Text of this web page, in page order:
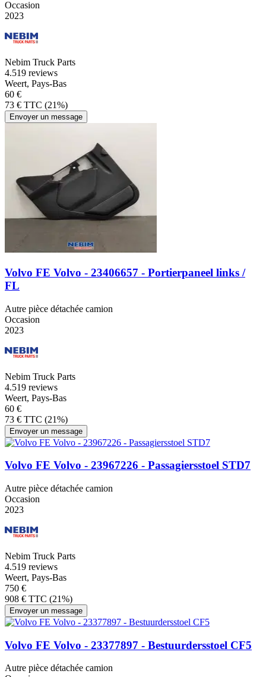
Occasion
2023
Nebim Truck Parts
4.519 reviews
Weert, Pays-Bas
60 €
73 € TTC (21%)
Envoyer un message
Volvo FE Volvo - 23406657 - Portierpaneel links /
FL
Autre pièce détachée camion
Occasion
2023
Nebim Truck Parts
4.519 reviews
Weert, Pays-Bas
60 €
73 € TTC (21%)
Envoyer un message
Volvo FE Volvo - 23967226 - Passagiersstoel STD7
Autre pièce détachée camion
Occasion
2023
Nebim Truck Parts
4.519 reviews
Weert, Pays-Bas
750 €
908 € TTC (21%)
Envoyer un message
Volvo FE Volvo - 23377897 - Bestuurdersstoel CF5
Autre pièce détachée camion